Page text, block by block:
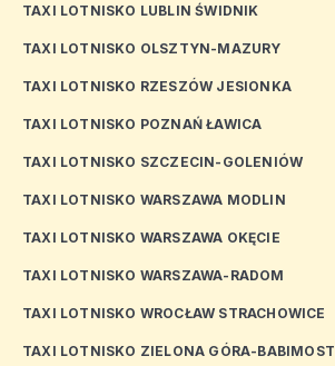
TAXI LOTNISKO LUBLIN ŚWIDNIK
TAXI LOTNISKO OLSZTYN-MAZURY
TAXI LOTNISKO RZESZÓW JESIONKA
TAXI LOTNISKO POZNAŃ ŁAWICA
TAXI LOTNISKO SZCZECIN-GOLENIÓW
TAXI LOTNISKO WARSZAWA MODLIN
TAXI LOTNISKO WARSZAWA OKĘCIE
TAXI LOTNISKO WARSZAWA-RADOM
TAXI LOTNISKO WROCŁAW STRACHOWICE
TAXI LOTNISKO ZIELONA GÓRA-BABIMOST